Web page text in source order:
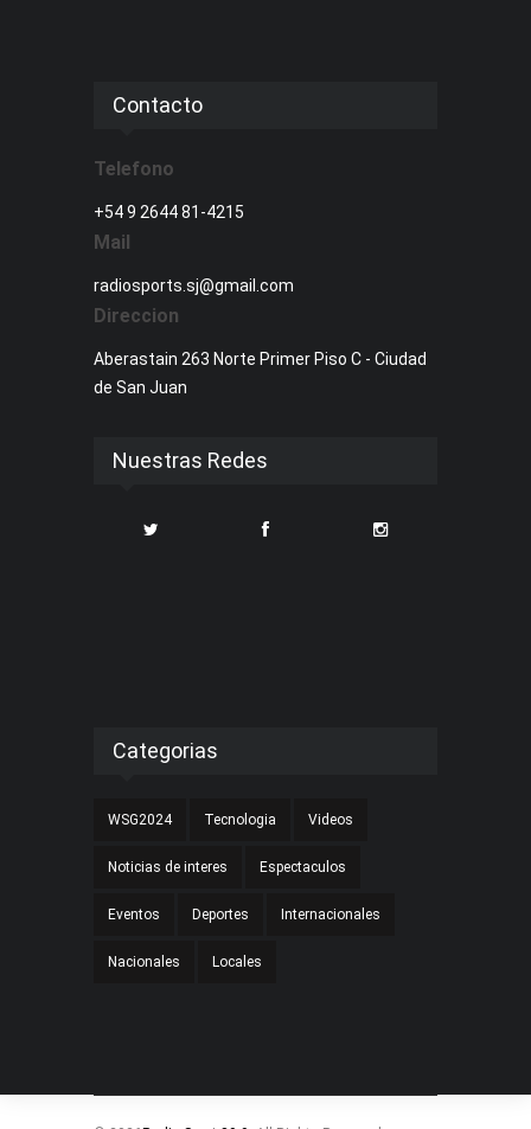
Contacto
Telefono
+54 9 2644 81-4215
Mail
radiosports.sj@gmail.com
Direccion
Aberastain 263 Norte Primer Piso C - Ciudad
de San Juan
Nuestras Redes
Categorias
WSG2024 Tecnologia Videos
Noticias de interes Espectaculos
Eventos Deportes Internacionales
Nacionales Locales